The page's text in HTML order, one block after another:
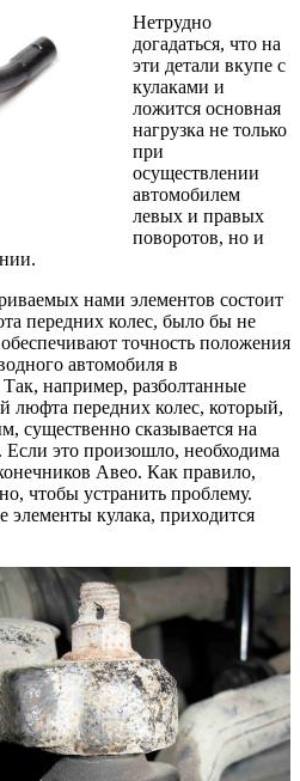
Нетрудно
догадаться, что на
эти детали вкупе с
кулаками и
ложится основная
нагрузка не только
при
осуществлении
автомобилем
левых и правых
поворотов, но и
нами элементов состоит
передних колес, было бы не
точность положения
автомобиля в
например, разболтанные
люфта передних колес, который,
существенно сказывается на
Если это произошло, необходима
Авео. Как правило,
чтобы устранить проблему.
элементы кулака, приходится